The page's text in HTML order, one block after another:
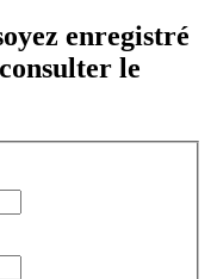
enregistré
le